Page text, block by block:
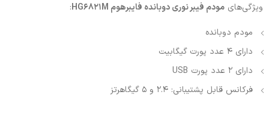
ویژگی‌های مودم فیبر نوری دوبانده فایبرهوم HG6821M
:
مودم دوبانده
دارای 4 عدد پورت گیگابیت
دارای 2 عدد پورت USB
فرکانس قابل پشتیبانی: 2.4 و 5 گیگاهرتز